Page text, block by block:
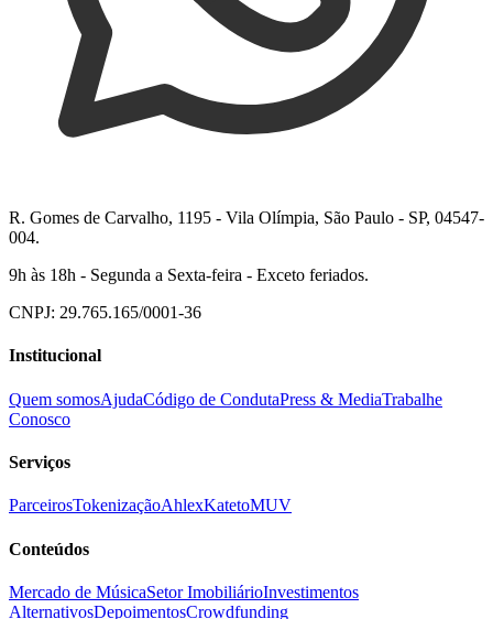
R. Gomes de Carvalho, 1195 - Vila Olímpia, São Paulo - SP, 04547-
004.
9h às 18h - Segunda a Sexta-feira - Exceto feriados.
CNPJ: 29.765.165/0001-36
Institucional
Quem somosAjudaCódigo de CondutaPress & MediaTrabalhe
Conosco
Serviços
ParceirosTokenizaçãoAhlexKatetoMUV
Conteúdos
Mercado de MúsicaSetor ImobiliárioInvestimentos
AlternativosDepoimentosCrowdfunding